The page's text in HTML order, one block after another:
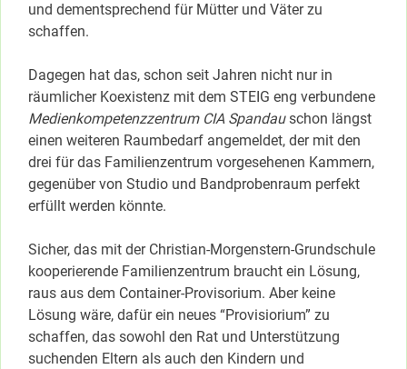
und dementsprechend für Mütter und Väter zu
schaffen.
Dagegen hat das, schon seit Jahren nicht nur in
räumlicher Koexistenz mit dem STEIG eng verbundene
Medienkompetenzzentrum CIA Spandauschon längst
einen weiteren Raumbedarf angemeldet, der mit den
drei für das Familienzentrum vorgesehenen Kammern,
gegenüber von Studio und Bandprobenraum perfekt
erfüllt werden könnte.
Sicher, das mit der Christian-Morgenstern-Grundschule
kooperierende Familienzentrum braucht ein Lösung,
raus aus dem Container-Provisorium. Aber keine
Lösung wäre, dafür ein neues “Provisiorium” zu
schaffen, das sowohl den Rat und Unterstützung
suchenden Eltern als auch den Kindern und